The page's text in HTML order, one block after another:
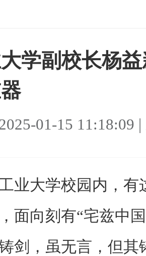
学副校长杨
01-15 11:18:09
大学校园内，有
面向刻有“宅兹中
剑，虽无言，但其